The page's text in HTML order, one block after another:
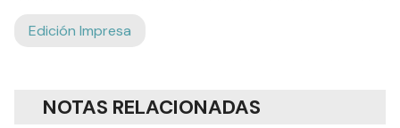
Edición Impresa
NOTAS RELACIONADAS